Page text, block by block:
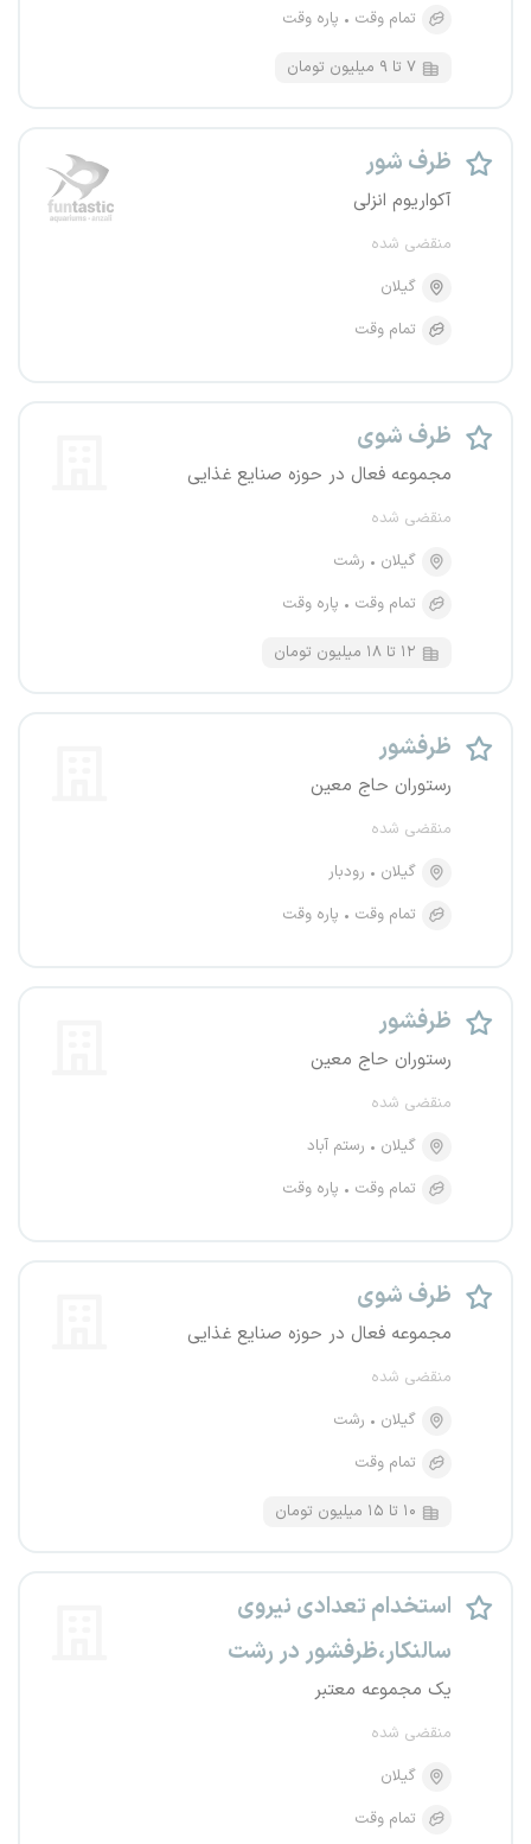
تمام وقت پاره وقت
۷ تا ۹ میلیون تومان
ظرف شور
آکواریوم انزلی
منقضی شده
گیلان
تمام وقت
ظرف شوی
مجموعه فعال در حوزه صنایع غذایی
منقضی شده
گیلان
رشت
تمام وقت
پاره وقت
۱۲ تا ۱۸ میلیون تومان
ظرفشور
رستوران حاج معین
منقضی شده
گیلان
رودبار
تمام وقت
پاره وقت
ظرفشور
رستوران حاج معین
منقضی شده
گیلان
رستم آباد
تمام وقت
پاره وقت
ظرف شوی
مجموعه فعال در حوزه صنایع غذایی
منقضی شده
گیلان
رشت
تمام وقت
۱۰ تا ۱۵ میلیون تومان
استخدام تعدادی نیروی
سالنکار،ظرفشور در رشت
یک مجموعه معتبر
منقضی شده
گیلان
تمام وقت